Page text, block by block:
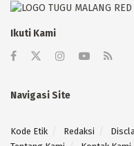
Ikuti Kami
Navigasi Site
Kode Etik Redaksi